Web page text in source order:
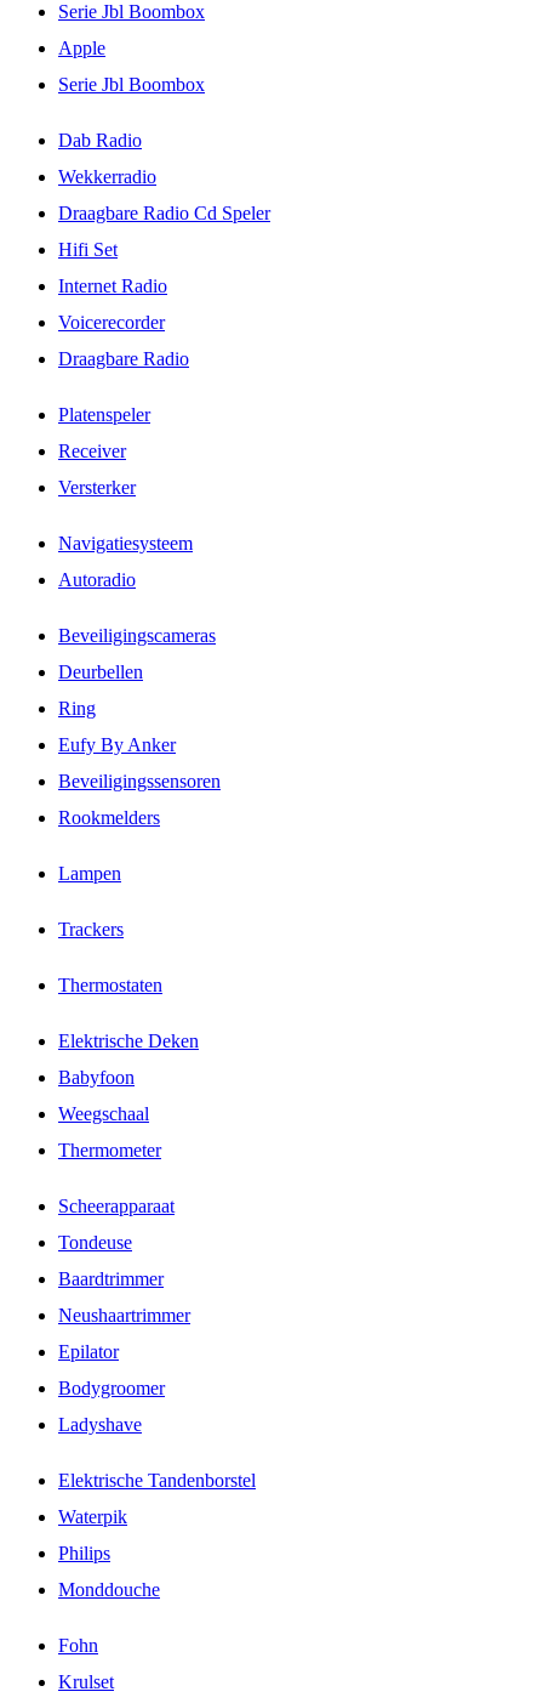
Serie Jbl Boombox
Apple
Serie Jbl Boombox
Dab Radio
Wekkerradio
Draagbare Radio Cd Speler
Hifi Set
Internet Radio
Voicerecorder
Draagbare Radio
Platenspeler
Receiver
Versterker
Navigatiesysteem
Autoradio
Beveiligingscameras
Deurbellen
Ring
Eufy By Anker
Beveiligingssensoren
Rookmelders
Lampen
Trackers
Thermostaten
Elektrische Deken
Babyfoon
Weegschaal
Thermometer
Scheerapparaat
Tondeuse
Baardtrimmer
Neushaartrimmer
Epilator
Bodygroomer
Ladyshave
Elektrische Tandenborstel
Waterpik
Philips
Monddouche
Fohn
Krulset